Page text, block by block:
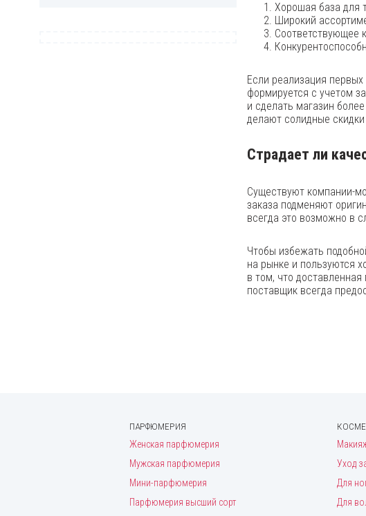
Jean Paul Gaultier
Jennifer Lopez
Хорошая база для
Широкий
Соответствующее
Если реализация
формируется с учетом
и сделать магазин
делают солидные
Страдает ли
Существуют компании-
заказа подменяют
всегда это возможно в
Чтобы избежать
на рынке и пользуются
в том, что
поставщик всегда
ПАРФЮМЕРИЯ
Женская парфюмерия
Мужская парфюмерия
Мини-парфюмерия
Парфюмерия высший сорт
Уход
Для
Для